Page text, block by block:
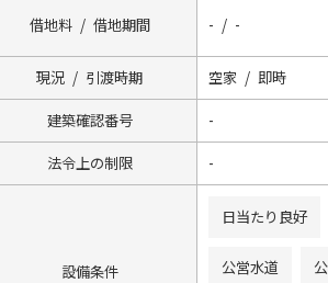
借地料 / 借地期間 - / -
現況 / 引渡時期 空家 / 即時
建築確認番号 -
法令上の制限 -
設備条件
日当たり良好
公営水道